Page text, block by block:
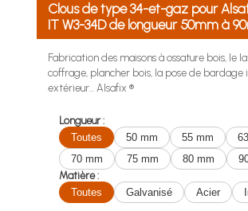
Clous de type 34-et-gaz pour
IT W3-34D de longueur 50mm à
Fabrication des maisons à ossature bois, le
coffrage, plancher bois, la pose de bardage
extérieur... Alsafix ®
Longueur :
Toutes
50 mm 55 mm
70 mm
75 mm 80 mm
Matière :
Toutes
Galvanisé Acier